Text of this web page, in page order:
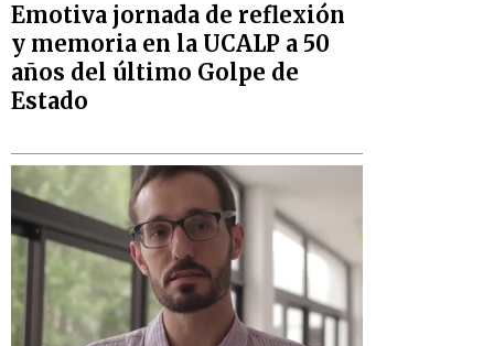
Emotiva jornada de reflexión
y memoria en la UCALP a 50
años del último Golpe de
Estado